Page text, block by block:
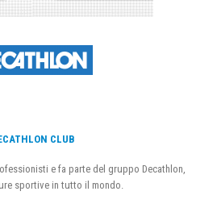
CLUB
e fa parte del gruppo Decathlon,
sportive in tutto il mondo.